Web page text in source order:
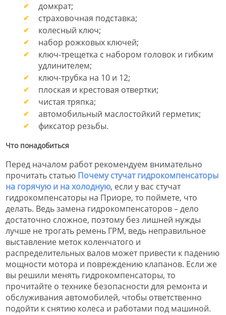
домкрат;
страховочная подставка;
колесный ключ;
набор рожковых ключей;
ключ-трещетка с набором головок и гибким
удлинителем;
ключ-трубка на 10 и 12;
плоская и крестовая отвертки;
чистая тряпка;
автомобильный маслостойкий герметик;
фиксатор резьбы.
Что понадобиться
Перед началом работ рекомендуем внимательно
прочитать статью Почему стучат гидрокомпенсаторы
на горячую и на холодную, если у вас стучат
гидрокомпенсаторы на Приоре, то поймете, что
делать. Ведь замена гидрокомпенсаторов – дело
достаточно сложное, поэтому без лишней нужды
лучше не трогать ремень ГРМ, ведь неправильное
выставление меток коленчатого и
распределительных валов может привести к падению
мощности мотора и повреждению клапанов. Если же
вы решили менять гидрокомпенсаторы, то
прочитайте о технике безопасности для ремонта и
обслуживания автомобилей, чтобы ответственно
подойти к снятию колеса и работами под машиной.